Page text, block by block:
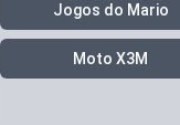
Jogos do Mario
Moto X3M